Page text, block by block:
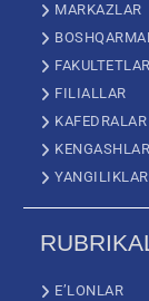
MARKAZLAR
FAKULTETLAR
FILIALLAR
KAFEDRALAR
KENGASHLAR
YANGILIKLAR
E’LONLAR